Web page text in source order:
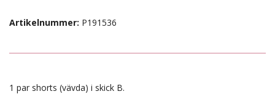
Artikelnummer: P191536
1 par shorts (vävda) i skick B.